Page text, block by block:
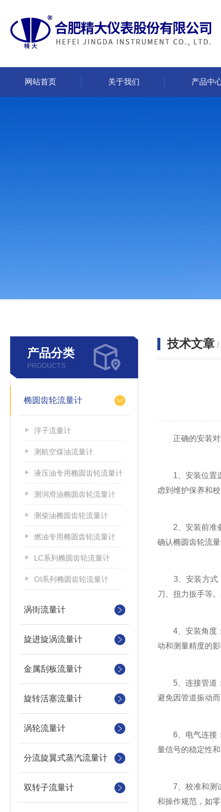
网站首页 关于我们 产品中
产品分类
PRODUCTS
椭圆齿轮流量计
浮子流量计
测航空煤油流量计
液压油专用椭圆齿轮流量计
测润滑油椭圆齿轮流量计
测柴油椭圆齿轮流量计
燃油专用椭圆齿轮流量计
LC系列椭圆齿轮流量计
OI系列椭圆齿轮流量计
涡街流量计
旋进旋涡流量计
金属刮板流量计
旋转活塞流量计
涡轮流量计
分流旋翼式蒸汽流量计
双转子流量计
技术文章 /
正确的安装对于
1、安装位置选
虑到维护保养和
2、安装前准备
确认椭圆齿轮流
3、安装方式：
刀、扭力扳手等
4、安装角度：
动和测量精度的
5、连接管道：
避免因管道振动
6、电气连接：
量信号的稳定性
7、校准和测试
和操作规范，如